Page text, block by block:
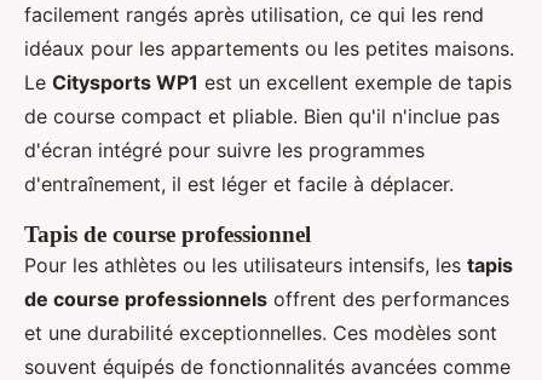
facilement rangés après utilisation, ce qui les rend
idéaux pour les appartements ou les petites maisons.
Le Citysports WP1 est un excellent exemple de tapis
de course compact et pliable. Bien qu'il n'inclue pas
d'écran intégré pour suivre les programmes
d'entraînement, il est léger et facile à déplacer.
Tapis de course professionnel
Pour les athlètes ou les utilisateurs intensifs, les tapis
de course professionnels offrent des performances
et une durabilité exceptionnelles. Ces modèles sont
souvent équipés de fonctionnalités avancées comme